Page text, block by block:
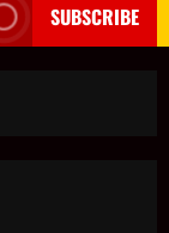
SUBSCRIBE